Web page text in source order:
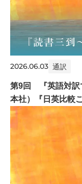
2026.06.03 通訳
第9回 『英語対訳
本社）『日英比較